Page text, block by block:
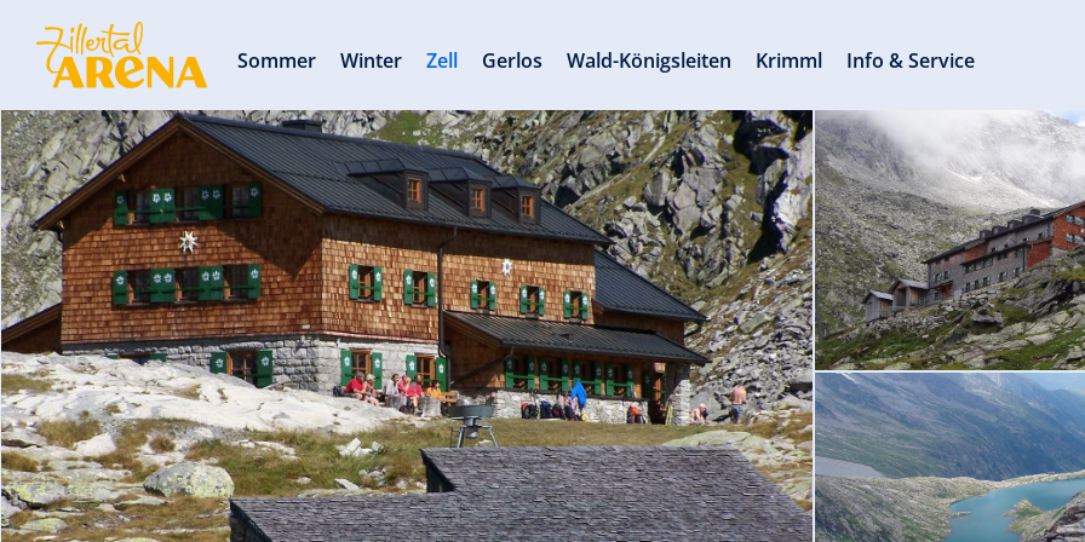
Sommer Winter Zell Gerlos Wald-Königsleiten Krimml Info & Service